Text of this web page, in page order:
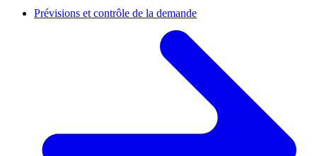
Prévisions et contrôle de la demande